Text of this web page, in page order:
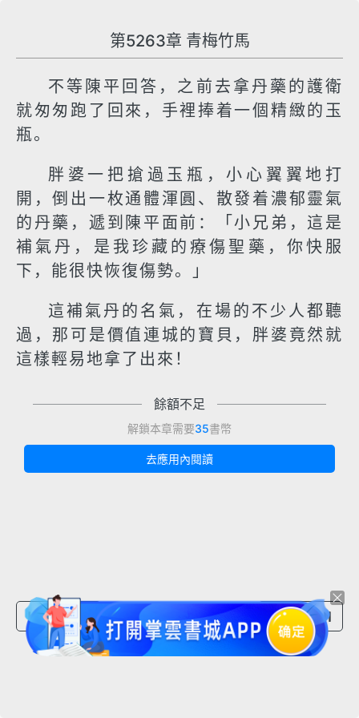
第5263章 青梅竹馬
不等陳平回答，之前去拿丹藥的護衛
就匆匆跑了回來，手裡捧着一個精緻的玉
瓶。
胖婆一把搶過玉瓶，小心翼翼地打
開，倒出一枚通體渾圓、散發着濃郁靈氣
的丹藥，遞到陳平面前：「小兄弟，這是
補氣丹，是我珍藏的療傷聖藥，你快服
下，能很快恢復傷勢。」
這補氣丹的名氣，在場的不少人都聽
過，那可是價值連城的寶貝，胖婆竟然就
這樣輕易地拿了出來！
餘額不足
解鎖本章需要35書幣
去應用內閱讀
上一章節 下一章節